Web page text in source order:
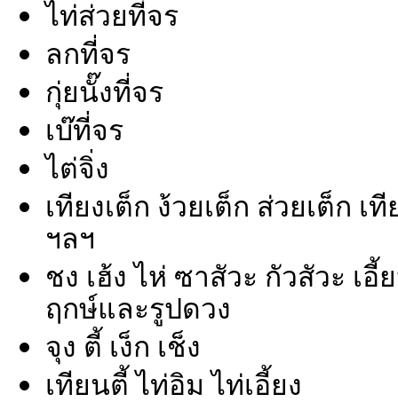
ไท่ส่วยที่จร
ลกที่จร
กุ่ยนั๊งที่จร
เบ๊ที่จร
ไต่จิ่ง
เทียงเต็ก ง้วยเต็ก ส่วยเต็ก เ
ฯลฯ
ชง เฮ้ง ไห่ ซาสัวะ กัวสัวะ เ
ฤกษ์และรูปดวง
จุง ตี้ เง็ก เช็ง
เทียนตี้ ไท่อิม ไท่เอี้ยง